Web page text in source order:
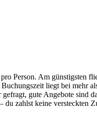
Person. Am günstigsten
liegt bei
gute Angebote
zahlst keine versteckten